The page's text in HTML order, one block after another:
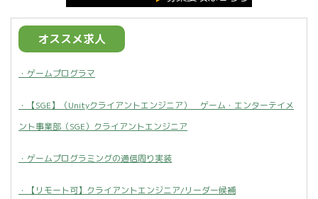
オススメ求人
・ゲームプログラマ
・【SGE】（Unityクライアントエンジニア） ゲーム・エンターテイメ
ント事業部（SGE）クライアントエンジニア
・ゲームプログラミングの通信周り実装
・【リモート可】クライアントエンジニア/リーダー候補